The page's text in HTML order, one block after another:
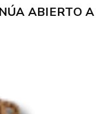
ABIERTO A